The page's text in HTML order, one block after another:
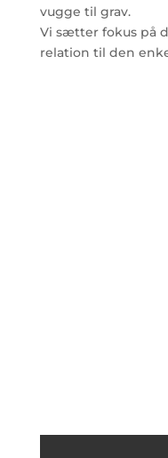
vugge til grav.
Vi sætter fokus på
relation til den